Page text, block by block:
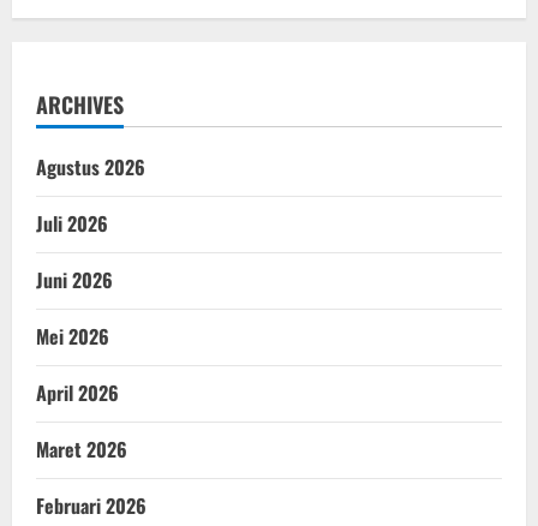
ARCHIVES
Agustus 2026
Juli 2026
Juni 2026
Mei 2026
April 2026
Maret 2026
Februari 2026